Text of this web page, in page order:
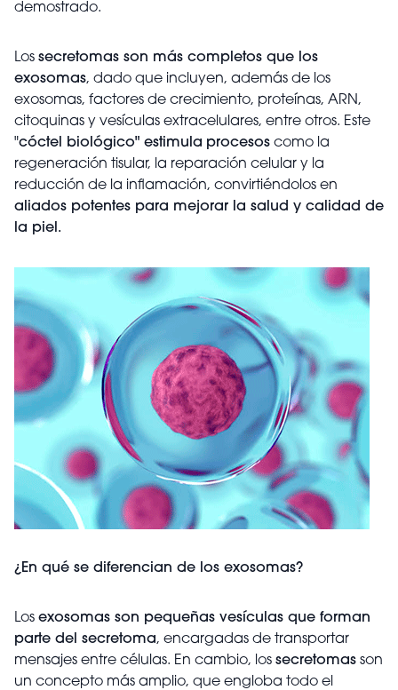
demostrado.
Los secretomas son más completos que los
exosomas, dado que incluyen, además de los
exosomas, factores de crecimiento, proteínas, ARN,
citoquinas y vesículas extracelulares, entre otros. Este
"cóctel biológico" estimula procesos como la
regeneración tisular, la reparación celular y la
reducción de la inflamación, convirtiéndolos en
aliados potentes para mejorar la salud y calidad de
la piel.
¿En qué se diferencian de los exosomas?
Los exosomas son pequeñas vesículas que forman
parte del secretoma, encargadas de transportar
mensajes entre células. En cambio, los secretomas son
un concepto más amplio, que engloba todo el